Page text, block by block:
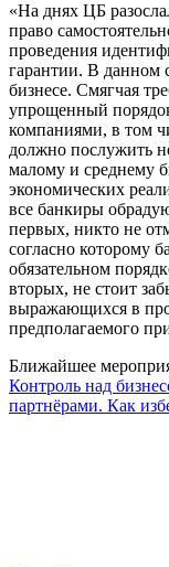
«На днях ЦБ
право
проведения
гарантии. В данном
бизнесе. Смягчая
упрощенный
компаниями, в том
должно послужить
малому и среднему
экономических
все банкиры
первых, никто не
согласно которому
обязательном
вторых, не стоит
выражающихся в
предполагаемого
Ближайшее
Контроль над
партнёрами. Как